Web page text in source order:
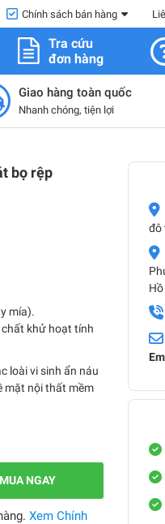
Chính sách bán hàng
Tra cứu
đơn hàng
Giao hàng toàn quốc
Nhanh chóng, tiện lợi
bọ rệp
mía).
khử hoạt tính
loài vi sinh ẩn náu
mặt nội thất mềm
MUA NGAY
Xem Chính
đô